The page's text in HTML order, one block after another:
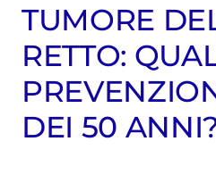
TUMORE
RETTO:
DEI 50